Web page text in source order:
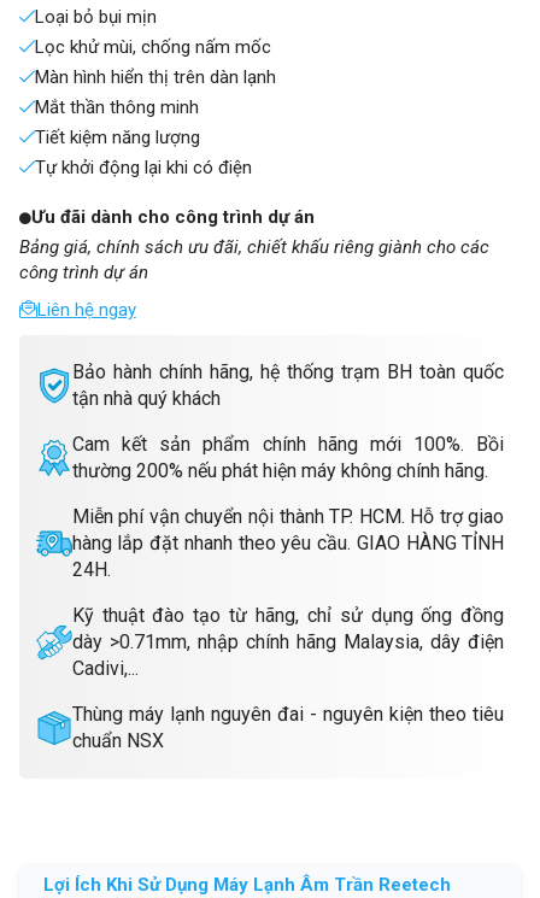
Loại bỏ bụi mịn
Lọc khử mùi, chống nấm mốc
Màn hình hiển thị trên dàn lạnh
Mắt thần thông minh
Tiết kiệm năng lượng
Tự khởi động lại khi có điện
Bảo hành chính hãng, hệ thống trạm BH toàn quốc
tận nhà quý khách
Cam kết sản phẩm chính hãng mới 100%. Bồi
thường 200% nếu phát hiện máy không chính hãng.
Miễn phí vận chuyển nội thành TP. HCM. Hỗ trợ giao
hàng lắp đặt nhanh theo yêu cầu. GIAO HÀNG TỈNH
24H.
Kỹ thuật đào tạo từ hãng, chỉ sử dụng ống đồng
dày >0.71mm, nhập chính hãng Malaysia, dây điện
Cadivi,...
Thùng máy lạnh nguyên đai - nguyên kiện theo tiêu
chuẩn NSX
Ưu đãi dành cho công trình dự án
Bảng giá, chính sách ưu đãi, chiết khấu riêng giành cho các
công trình dự án
Liên hệ ngay
Lợi Ích Khi Sử Dụng Máy Lạnh Âm Trần Reetech